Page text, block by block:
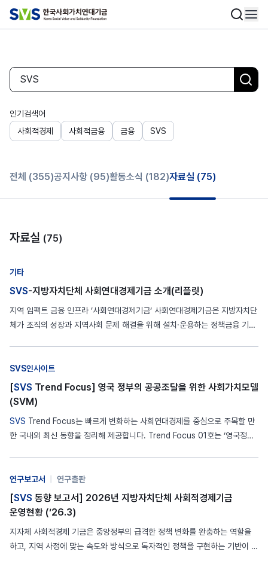
인기검색어
사회적경제
사회적금융 금융 SVS
전체 (355)공지사항 (95)활동소식 (182)자료실 (75)
자료실 (75)
기타
SVS-지방자치단체 사회연대경제기금 소개(리플릿)
지역 임팩트 금융 인프라 ’사회연대경제기금‘ 사회연대경제기금은 지방자치단
체가 조직의 성장과 지역사회 문제 해결을 위해 설치·운용하는 정책금융 기금
복 등 공익적 문제를 비즈니스로 해결하는 기업의 발굴·육성에 기여합니다. 최
근 지역 주도의…
SVS인사이트
[SVS Trend Focus] 영국 정부의 공공조달을 위한 사회가치모델
(SVM)
SVS Trend Focus는 빠르게 변화하는 사회연대경제를 중심으로 주목할 만
한 국내외 최신 동향을 정리해 제공합니다. Trend Focus 01호는 ‘영국정부
기 위해 만든 정책 프레임워크로, ‘공공서비스(사회적 가치)법(Public…
연구보고서 연구출판
[SVS 동향 보고서] 2026년 지방자치단체 사회적경제기금
운영현황 (‘26.3)
지자체 사회적경제 기금은 중앙정부의 급격한 정책 변화를 완충하는 역할을
하고, 지역 사정에 맞는 속도와 방식으로 독자적인 정책을 구현하는 기반이 될